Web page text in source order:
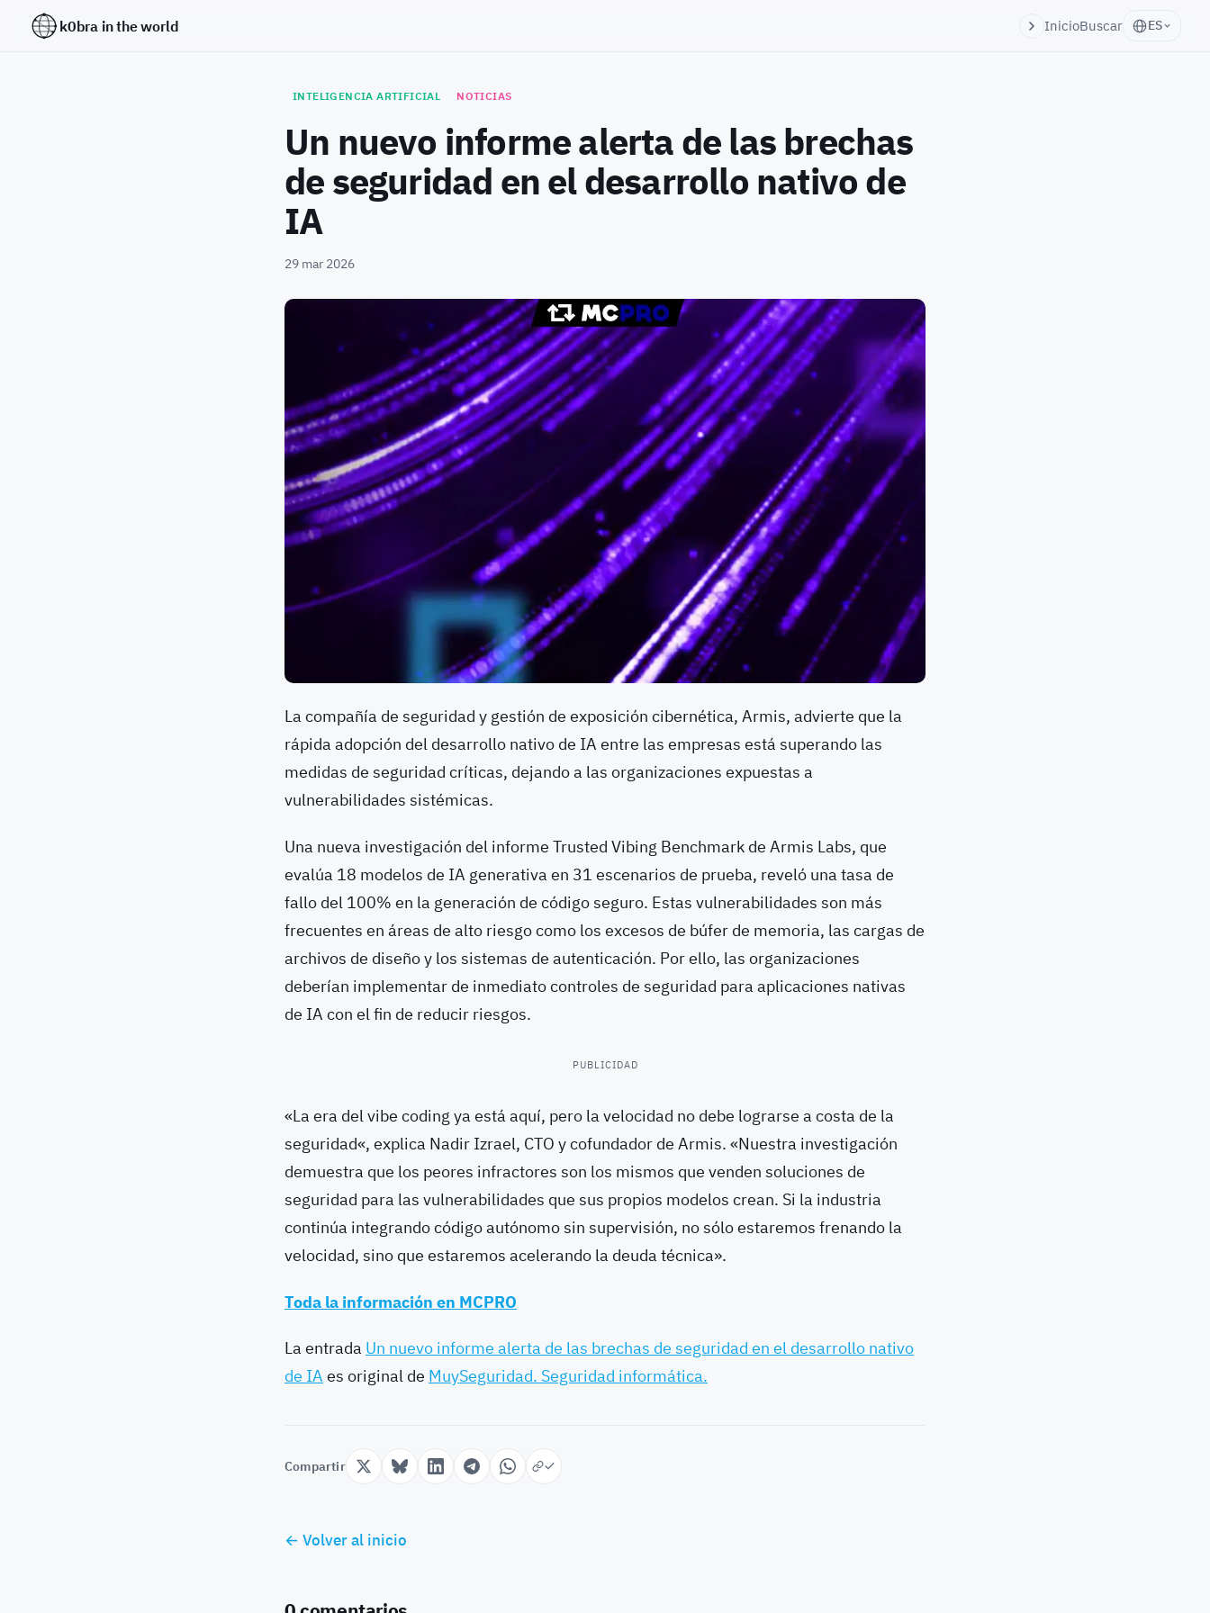
k0bra in the world InicioBuscar ES
INTELIGENCIA ARTIFICIAL NOTICIAS
Un nuevo informe alerta de las brechas
de seguridad en el desarrollo nativo de
IA
29 mar 2026
La compañía de seguridad y gestión de exposición cibernética, Armis, advierte que la
rápida adopción del desarrollo nativo de IA entre las empresas está superando las
medidas de seguridad críticas, dejando a las organizaciones expuestas a
vulnerabilidades sistémicas.
Una nueva investigación del informe Trusted Vibing Benchmark de Armis Labs, que
evalúa 18 modelos de IA generativa en 31 escenarios de prueba, reveló una tasa de
fallo del 100% en la generación de código seguro. Estas vulnerabilidades son más
frecuentes en áreas de alto riesgo como los excesos de búfer de memoria, las cargas de
archivos de diseño y los sistemas de autenticación. Por ello, las organizaciones
deberían implementar de inmediato controles de seguridad para aplicaciones nativas
de IA con el fin de reducir riesgos.
PUBLICIDAD
«La era del vibe coding ya está aquí, pero la velocidad no debe lograrse a costa de la
seguridad«, explica Nadir Izrael, CTO y cofundador de Armis. «Nuestra investigación
demuestra que los peores infractores son los mismos que venden soluciones de
seguridad para las vulnerabilidades que sus propios modelos crean. Si la industria
continúa integrando código autónomo sin supervisión, no sólo estaremos frenando la
velocidad, sino que estaremos acelerando la deuda técnica».
Toda la información en MCPRO
La entrada Un nuevo informe alerta de las brechas de seguridad en el desarrollo nativo
de IA es original de MuySeguridad. Seguridad informática.
Compartir
← Volver al inicio